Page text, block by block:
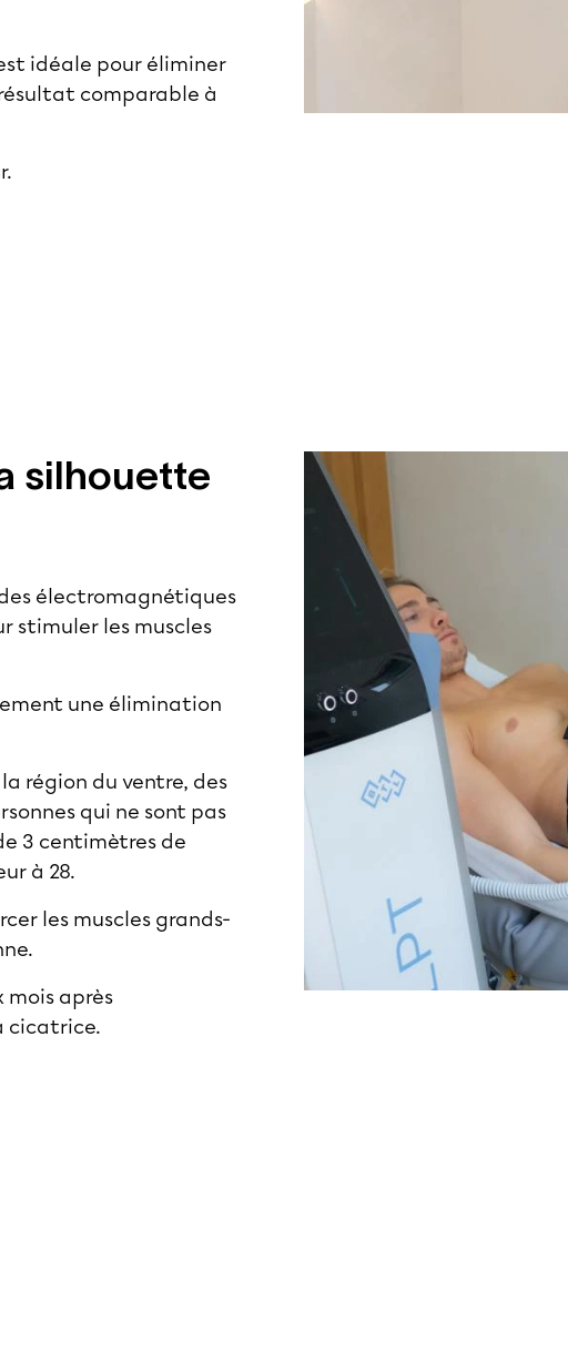
idéale pour éliminer
comparable à
silhouette
électromagnétiques
stimuler les muscles
une élimination
région du ventre, des
qui ne sont pas
3 centimètres de
à 28.
les muscles grands-
après
cicatrice.